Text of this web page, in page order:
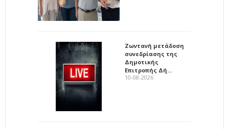
Ζωντανή μετάδοση
συνεδρίασης της
Δημοτικής
Επιτροπής Δή…
10-08-2026